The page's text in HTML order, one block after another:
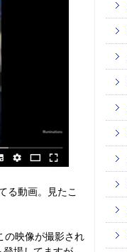
る動画。見たこ
の映像が撮影され